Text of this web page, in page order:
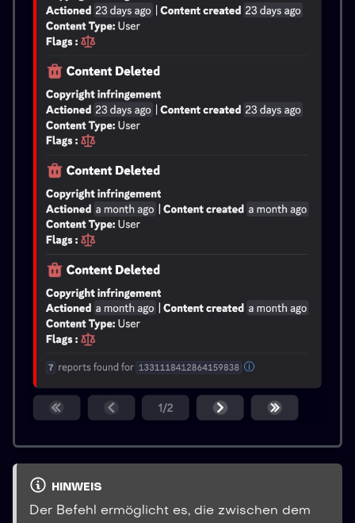
HINWEIS
Der Befehl ermöglicht es, die zwischen dem